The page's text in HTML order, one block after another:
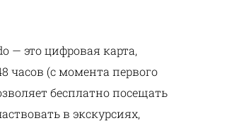
— это цифровая карта,
часов (с момента первого
бесплатно посещать
в экскурсиях,